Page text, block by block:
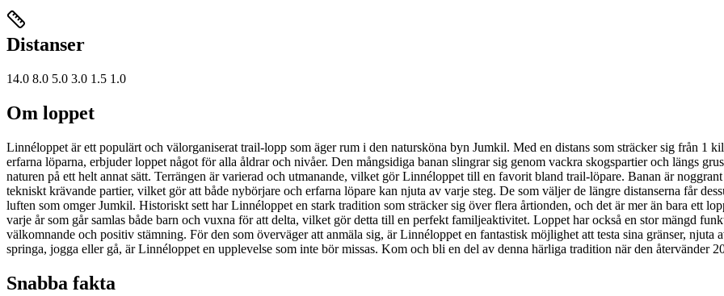
Distanser
14.0 8.0 5.0 3.0 1.5 1.0
Om loppet
Linnéloppet är ett populärt och välorganiserat trail-lopp som äger rum i den natursköna byn Jumkil. Med en distans som sträcker sig från 1
erfarna löparna, erbjuder loppet något för alla åldrar och nivåer. Den mångsidiga banan slingrar sig genom vackra skogspartier och längs
naturen på ett helt annat sätt. Terrängen är varierad och utmanande, vilket gör Linnéloppet till en favorit bland trail-löpare. Banan är
tekniskt krävande partier, vilket gör att både nybörjare och erfarna löpare kan njuta av varje steg. De som väljer de längre distanserna får
luften som omger Jumkil. Historiskt sett har Linnéloppet en stark tradition som sträcker sig över flera årtionden, och det är mer än bara ett
varje år som går samlas både barn och vuxna för att delta, vilket gör detta till en perfekt familjeaktivitet. Loppet har också en stor mängd
välkomnande och positiv stämning. För den som överväger att anmäla sig, är Linnéloppet en fantastisk möjlighet att testa sina gränser,
springa, jogga eller gå, är Linnéloppet en upplevelse som inte bör missas. Kom och bli en del av denna härliga tradition när den återvänder
Snabba fakta